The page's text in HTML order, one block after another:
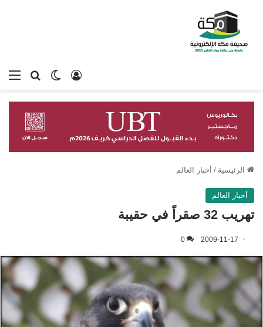
بحثالوضع
تسجيل الدخول
الرئيسية / أخبار العالم
أخبار العالم
تهريب 32 صقراً في حقيبة
2009-11-17
0